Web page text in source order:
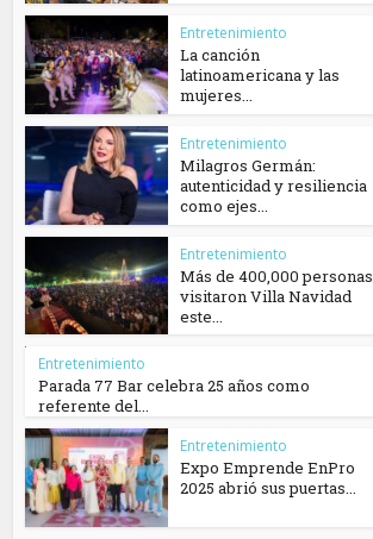
Entretenimiento
La canción
latinoamericana y las
mujeres...
Entretenimiento
Milagros Germán:
autenticidad y resiliencia
como ejes...
Entretenimiento
Más de 400,000 personas
visitaron Villa Navidad
este...
Entretenimiento
Parada 77 Bar celebra 25 años como
referente del...
Entretenimiento
Expo Emprende EnPro
2025 abrió sus puertas...